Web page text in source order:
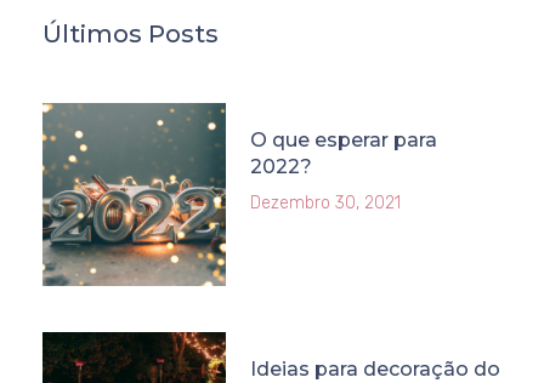
Últimos Posts
O que esperar para
2022?
Dezembro 30, 2021
Ideias para decoração do